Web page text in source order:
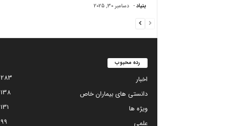
بنیاد - دسامبر 30, 2025
رده محبوب
اخبار
283
دانستی های بیماران خاص
138
ویژه ها
131
علمی
99